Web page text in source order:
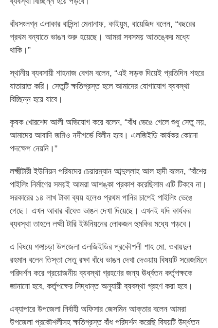
বাঁধসংলগ্ন এলাকার বাসিন্দা মেনানাফ, কাইয়ুম, বায়েজিদ বলেন, “বছরের
প্রথম বন্যাতে ভাঙন শুরু হয়েছে। আমরা সবসময় আতঙ্কের মধ্যে
থাকি।”
স্থানীয় ব্যবসায়ী শাহনাজ বেগম বলেন, “এই সড়ক দিয়েই প্রতিদিন শহরে
যাতায়াত করি। সেতুটি ক্ষতিগ্রস্ত হলে আমাদের যোগাযোগ ব্যবস্থা
বিচ্ছিন্ন হয়ে যাবে।
কৃষক খোরশেদ আলী অভিযোগ করে বলেন, “বাঁধ ভেঙে গেলে শুধু সেতু নয়,
আমাদের আবাদি জমিও নদীগর্ভে বিলীন হবে। এলজিইডি কার্যকর কোনো
পদক্ষেপ নেয়নি।”
লক্ষ্মীটারী ইউনিয়ন পরিষদের চেয়ারম্যান আব্দুল্লাহ আল হাদী বলেন, “বাঁশের
পাইলিং নির্মাণের সময়ই আমরা আশঙ্কা প্রকাশ করেছিলাম এটি টিকবে না।
সরকারের ১৪ লাখ টাকা ব্যয় হলেও প্রথম পানির চাপেই পাইলিং ভেঙে
গেছে। এখন আবার বাঁধেও ভাঙন দেখা দিয়েছে। এখনই যদি কার্যকর
ব্যবস্থা তাহলে লক্ষ্মী টারি ইউনিয়নের লোকজন হুমকির মধ্যে পড়বে।
এ বিষয়ে গঙ্গাচড়া উপজেলা এলজিইডির প্রকৌশলী শাহ মো. ওবায়দুল
রহমান বলেন তিস্তা সেতু রক্ষা বাঁধে ভাঙন দেখা দেওয়ায় বিষয়টি সরেজমিনে
পরিদর্শন করে প্রয়োজনীয় ব্যবস্থা গ্রহণের জন্য ঊর্ধ্বতন কর্তৃপক্ষকে
জানানো হবে, কর্তৃপক্ষের সিদ্ধান্ত অনুযায়ী ব্যবস্থা গ্রহণ করা হবে।
এব্যাপারে উপজেলা নির্বাহী অফিসার জেসমিন আক্তার বলেন আমরা
উপজেলা প্রকৌশলীসহ ক্ষতিগ্রস্ত বাঁধ পরিদর্শন করেছি বিষয়টি উর্দ্ধতন